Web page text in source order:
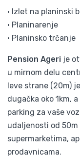
• Izlet na planinski
• Planinarenje
• Planinsko trčanje
Pension Ageri je
u mirnom delu
leve strane (20m)
dugačka oko 1km,
parking za vaše
udaljenosti od
supermarketima,
prodavnicama.